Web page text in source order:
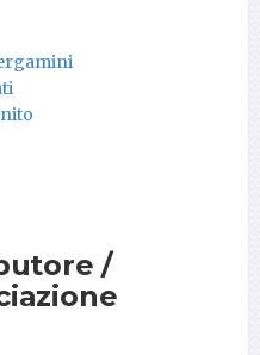
/